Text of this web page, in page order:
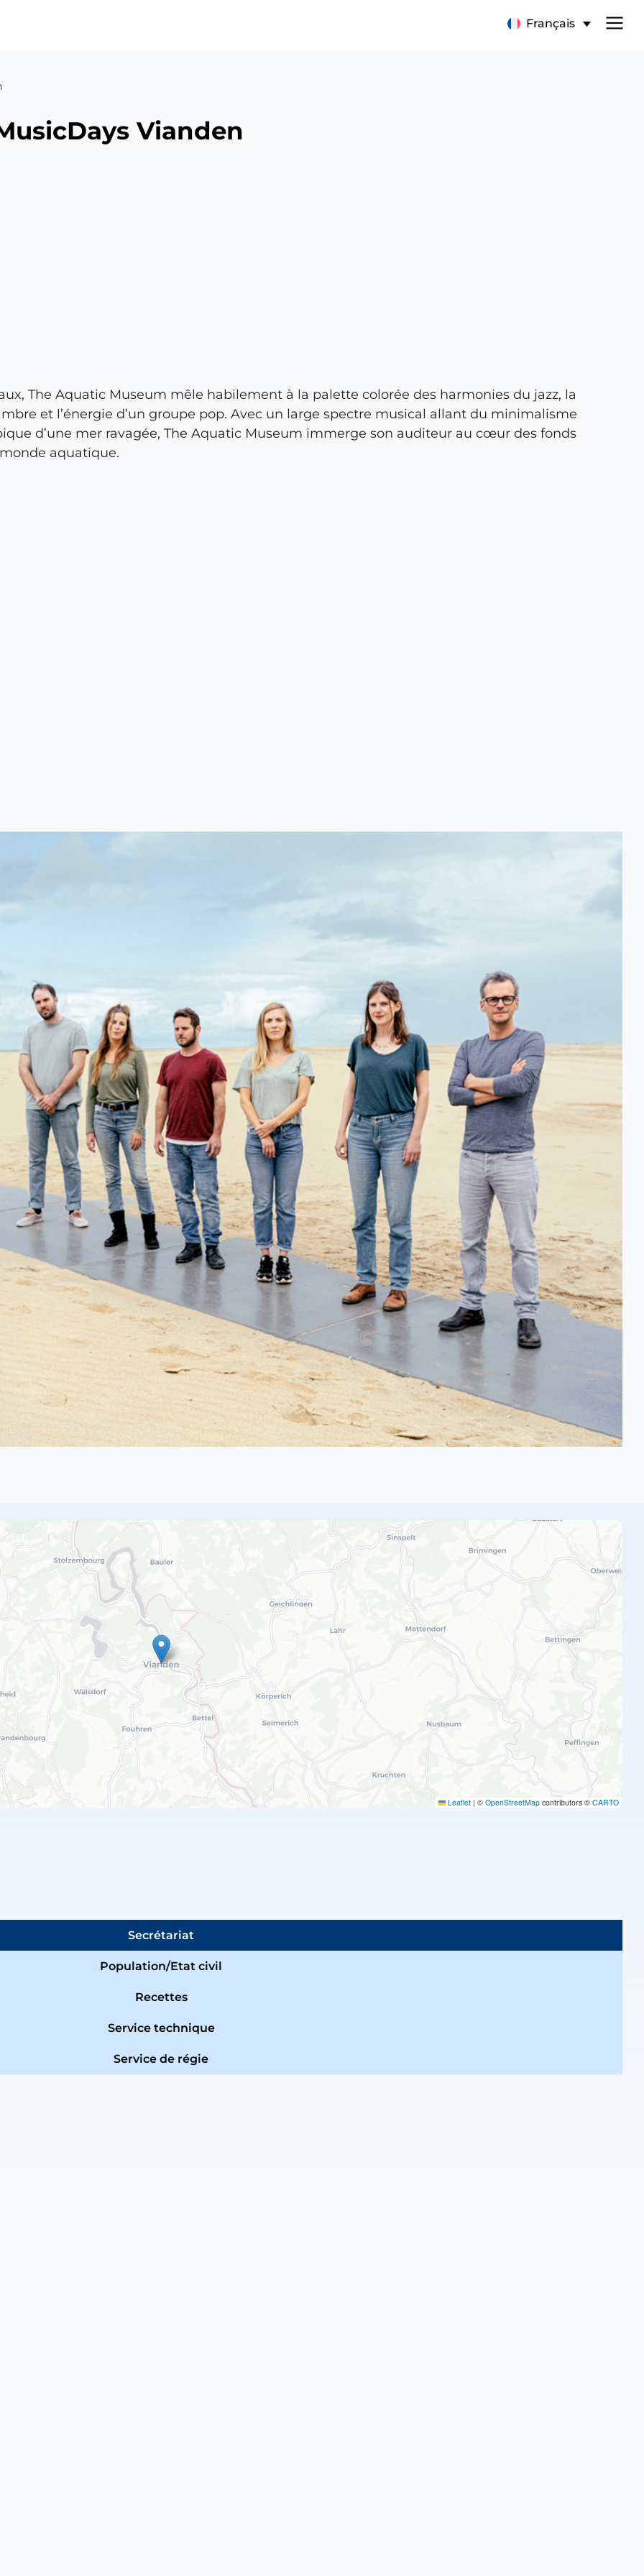
Français
Vianden
The Aquatic Museum mêle habilement à la palette colorée des harmonies du jazz, la
et l’énergie d’un groupe pop. Avec un large spectre musical allant du minimalisme
d’une mer ravagée, The Aquatic Museum immerge son auditeur au cœur des fonds
aquatique.
Leaflet | © OpenStreetMap contributors © CARTO
Secrétariat
Population/Etat civil
Recettes
Service technique
Service de régie